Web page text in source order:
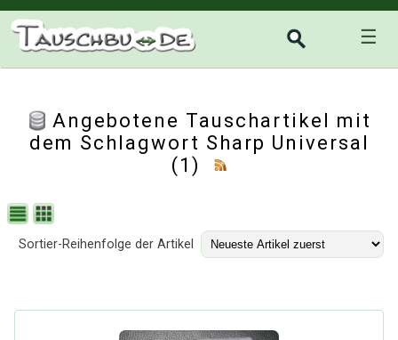
☰
Angebotene Tauschartikel mit
dem Schlagwort Sharp Universal
(1)
Sortier-Reihenfolge der Artikel